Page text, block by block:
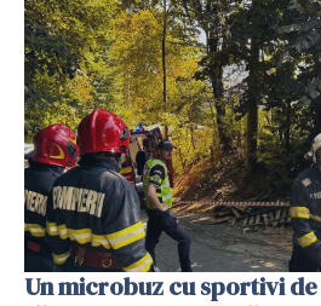
Un microbuz cu sportivi de